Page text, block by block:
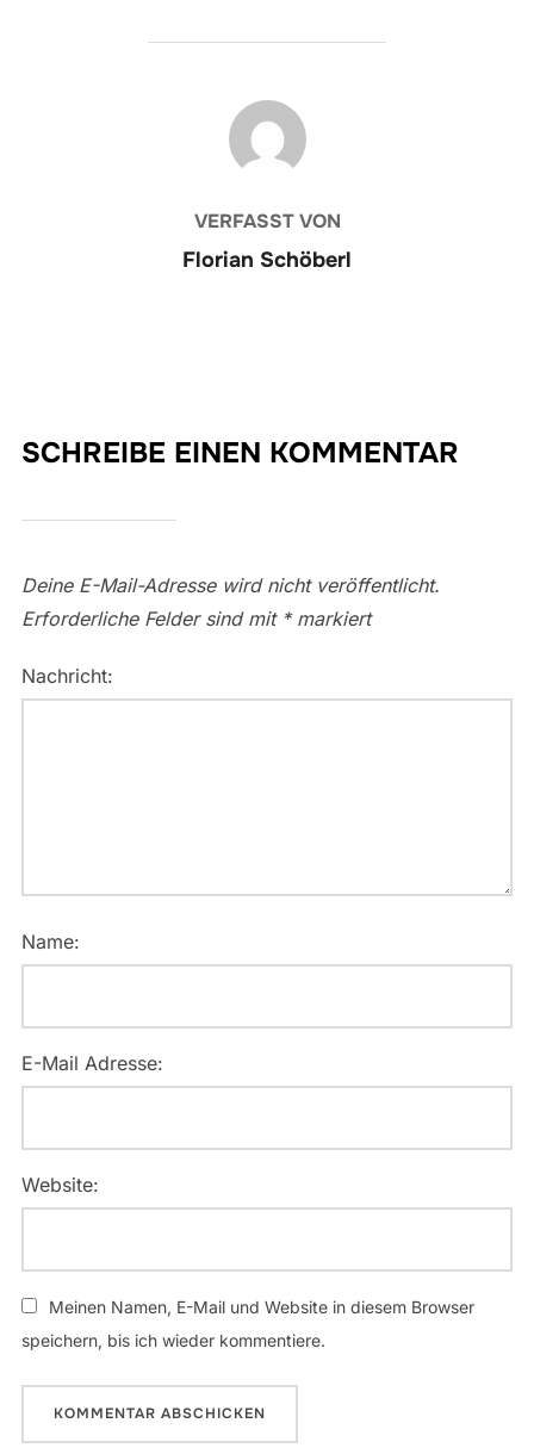
BEITRAGSAUTOR
VERFASST VON
Florian Schöberl
SCHREIBE EINEN KOMMENTAR
Deine E-Mail-Adresse wird nicht veröffentlicht.
Erforderliche Felder sind mit *markiert
Nachricht:
Name:
E-Mail Adresse:
Website:
Meinen Namen, E-Mail und Website in diesem Browser
speichern, bis ich wieder kommentiere.